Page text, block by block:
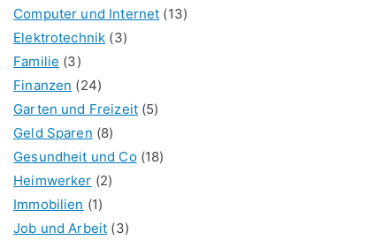
Computer und Internet (13)
Elektrotechnik (3)
Familie (3)
Finanzen (24)
Garten und Freizeit(5)
Geld Sparen (8)
Gesundheit und Co(18)
Heimwerker (2)
Immobilien (1)
Job und Arbeit (3)